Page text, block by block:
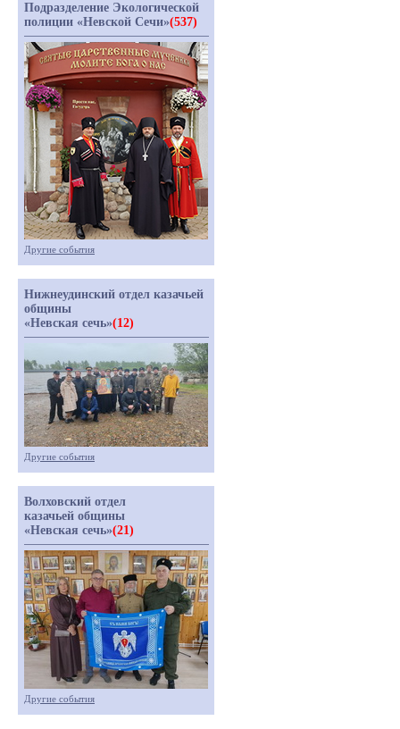
Подразделение Экологической
полиции «Невской Сечи»(537)
Другие события
Нижнеудинский отдел казачьей
общины
«Невская сечь»(12)
Другие события
Волховский отдел
казачьей общины
«Невская сечь»(21)
Другие события